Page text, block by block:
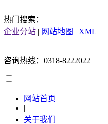
热门搜索：
企业分站 | 网站地图 | XML
咨询热线：0318-8222022
网站首页
|
关于我们